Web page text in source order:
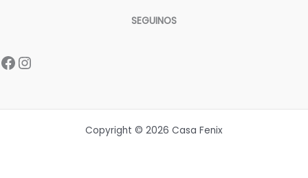
SEGUINOS
Facebook
Instagram
Copyright © 2026 Casa Fenix